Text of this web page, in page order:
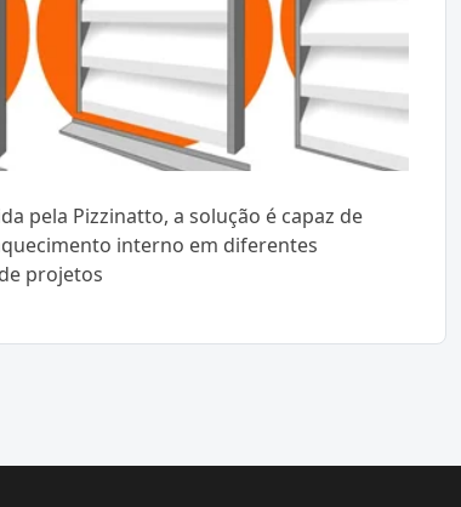
pela Pizzinatto, a solução é capaz de
interno em diferentes
projetos